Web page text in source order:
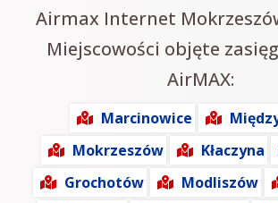
Airmax Internet
Miejscowości objęte
AirMAX:
Marcinowice
Mokrzeszów
Kłaczyna
Grochotów
Modliszów